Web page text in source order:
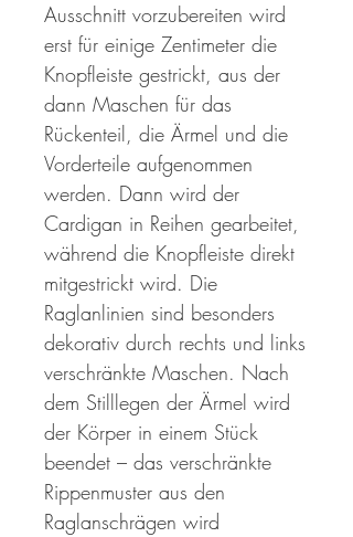
Ausschnitt vorzubereiten wird
erst für einige Zentimeter die
Knopfleiste gestrickt, aus der
dann Maschen für das
Rückenteil, die Ärmel und die
Vorderteile aufgenommen
werden. Dann wird der
Cardigan in Reihen gearbeitet,
während die Knopfleiste direkt
mitgestrickt wird. Die
Raglanlinien sind besonders
dekorativ durch rechts und links
verschränkte Maschen. Nach
dem Stilllegen der Ärmel wird
der Körper in einem Stück
beendet – das verschränkte
Rippenmuster aus den
Raglanschrägen wird